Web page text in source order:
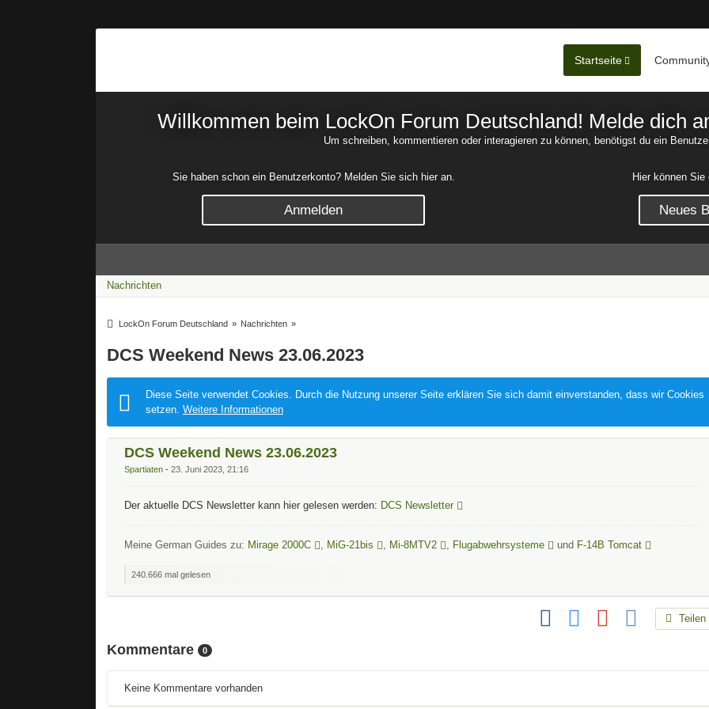
Startseite
Willkommen beim LockOn Forum Deutschland! Melde dich
Um schreiben, kommentieren oder interagieren zu können, benötigst du ein
Sie haben schon ein Benutzerkonto? Melden Sie sich hier an.
Anmelden
Hier können
Neues
Nachrichten
LockOn Forum Deutschland » Nachrichten »
DCS Weekend News 23.06.2023
Diese Seite verwendet Cookies. Durch die Nutzung unserer Seite erklären Sie sich damit einverstanden, dass wir Cookies
setzen. Weitere Informationen
DCS Weekend News 23.06.2023
Spartiaten 23. Juni 2023, 21:16
Der aktuelle DCS Newsletter kann hier gelesen werden: DCS Newsletter
Meine German Guides zu: Mirage 2000C , MiG-21bis , Mi-8MTV2 , Flugabwehrsysteme und F-14B Tomcat
240.666 mal gelesen
Teilen
Kommentare 0
Keine Kommentare vorhanden